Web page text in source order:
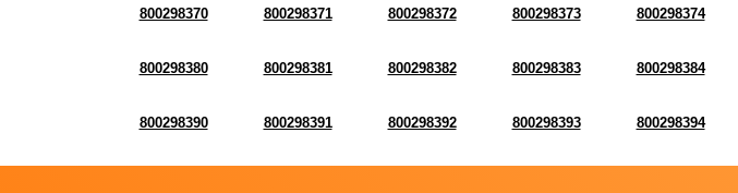
800298370 800298371 800298372 800298373 800298374
800298380 800298381 800298382 800298383 800298384
800298390 800298391 800298392 800298393 800298394